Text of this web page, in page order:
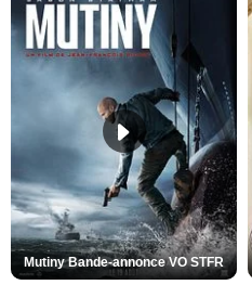
Mutiny Bande-annonce VO STFR